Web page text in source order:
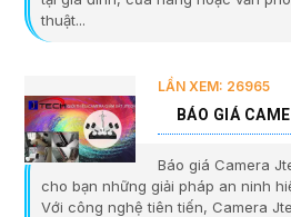
thuật...
LẦN XEM: 26965
BÁO GIÁ
Báo giá Camera
cho bạn những giải pháp an ninh
Với công nghệ tiên tiến, Camera